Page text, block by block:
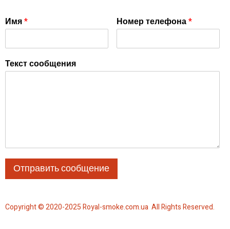
Имя* Номер телефона*
Текст сообщения
Отправить сообщение
Copyright © 2020-2025 Royal-smoke.com.ua All Rights Reserved.